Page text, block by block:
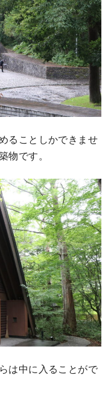
ることしかできませ
物です。
は中に入ることがで